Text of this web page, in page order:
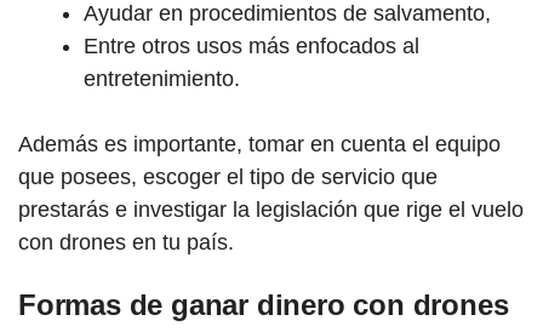
Ayudar en procedimientos de salvamento,
Entre otros usos más enfocados al
entretenimiento.
Además es importante, tomar en cuenta el equipo
que posees, escoger el tipo de servicio que
prestarás e investigar la legislación que rige el vuelo
con drones en tu país.
Formas de ganar dinero con drones